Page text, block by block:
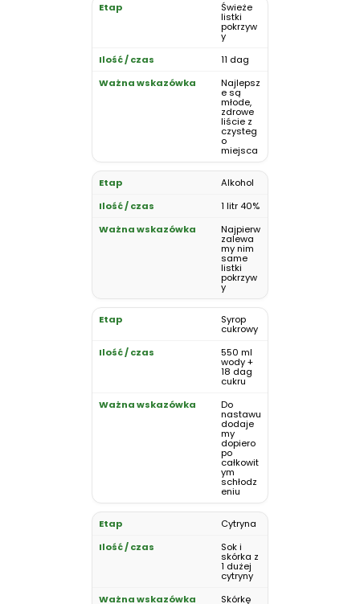
Świeże
listki
pokrzyw
y
11 dag
Najlepsz
e są
młode,
zdrowe
liście z
czysteg
o
miejsca
Alkohol
1 litr 40%
Najpierw
zalewa
my nim
same
listki
pokrzyw
y
Syrop
cukrowy
550 ml
wody +
18 dag
cukru
Do
nastawu
dodaje
my
dopiero
po
całkowit
ym
schłodz
eniu
Cytryna
Sok i
skórka z
1 dużej
cytryny
Skórkę